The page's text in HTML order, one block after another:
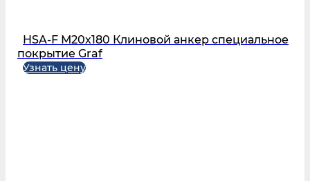
HSA-F М20х180 Клиновой анкер специальное
покрытие Graf
Узнать цену